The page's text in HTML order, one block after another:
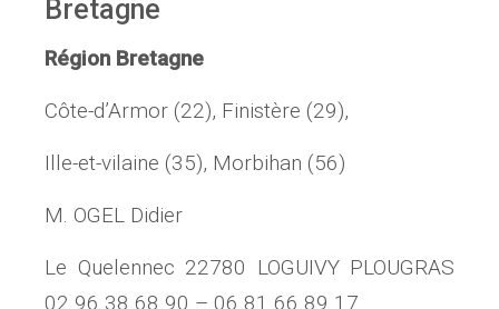
Bretagne
Région Bretagne
Côte-d’Armor (22), Finistère (29),
Ille-et-vilaine (35), Morbihan (56)
M. OGEL Didier
Le Quelennec 22780 LOGUIVY PLOUGRAS
02 96 38 68 90 – 06 81 66 89 17